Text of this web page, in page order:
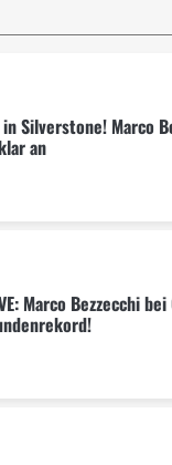
Silverstone! Marco
an
Marco Bezzecchi